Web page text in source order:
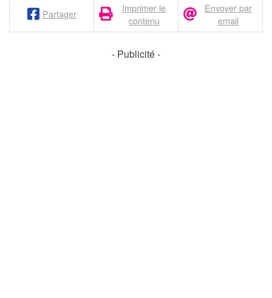
Partager
Imprimer le
contenu
Envoyer par
email
- Publicité -